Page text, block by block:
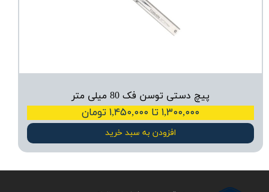
پیچ دستی توسن فک 80 میلی‌ متر
۱,۳۰۰,۰۰۰ تا ۱,۴۵۰,۰۰۰ تومان
افزودن به سبد خرید